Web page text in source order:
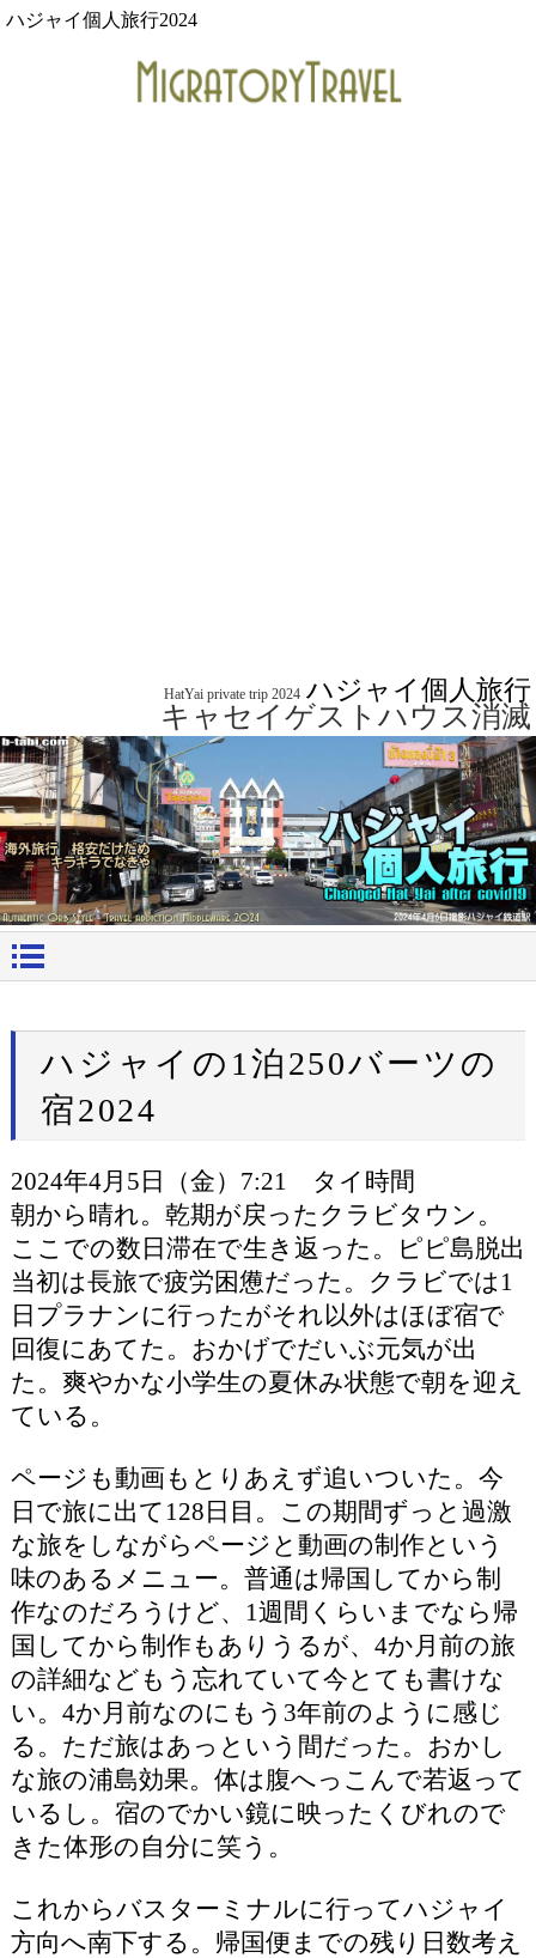
ハジャイ個人旅行2024
HatYai private trip 2024 ハジャイ個人旅行
キャセイゲストハウス消滅
ハジャイの1泊250バーツの
宿2024
2024年4月5日（金）7:21 タイ時間
朝から晴れ。乾期が戻ったクラビタウン。
ここでの数日滞在で生き返った。ピピ島脱出
当初は長旅で疲労困憊だった。クラビでは1
日プラナンに行ったがそれ以外はほぼ宿で
回復にあてた。おかげでだいぶ元気が出
た。爽やかな小学生の夏休み状態で朝を迎え
ている。
ページも動画もとりあえず追いついた。今
日で旅に出て128日目。この期間ずっと過激
な旅をしながらページと動画の制作という
味のあるメニュー。普通は帰国してから制
作なのだろうけど、1週間くらいまでなら帰
国してから制作もありうるが、4か月前の旅
の詳細などもう忘れていて今とても書けな
い。4か月前なのにもう3年前のように感じ
る。ただ旅はあっという間だった。おかし
な旅の浦島効果。体は腹へっこんで若返って
いるし。宿のでかい鏡に映ったくびれので
きた体形の自分に笑う。
これからバスターミナルに行ってハジャイ
方向へ南下する。帰国便までの残り日数考え